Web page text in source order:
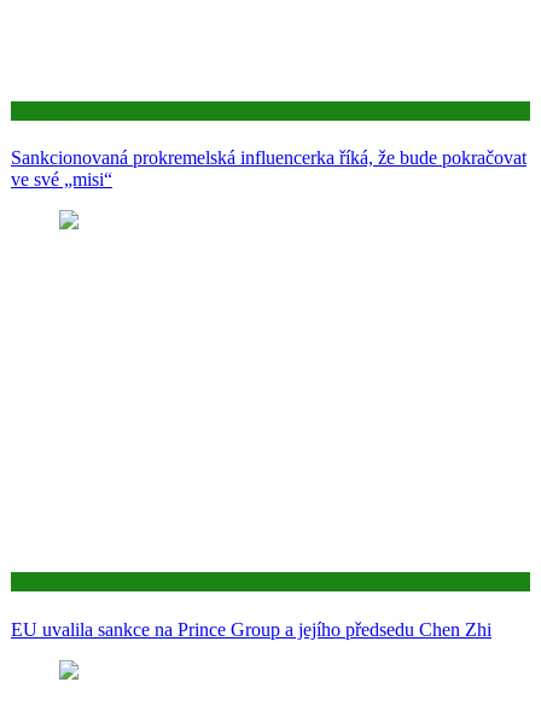
Sankcionovaná prokremelská influencerka říká, že bude pokračovat
ve své „misi“
EU uvalila sankce na Prince Group a jejího předsedu Chen Zhi